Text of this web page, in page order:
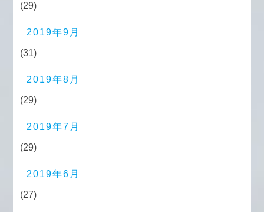
(29)
2019年9月
(31)
2019年8月
(29)
2019年7月
(29)
2019年6月
(27)